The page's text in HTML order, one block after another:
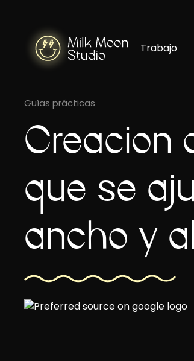
Trabajo
Guías prácticas
Creación
que se
ancho y